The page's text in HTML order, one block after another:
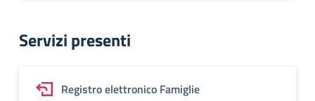
Servizi presenti
Registro elettronico Famiglie